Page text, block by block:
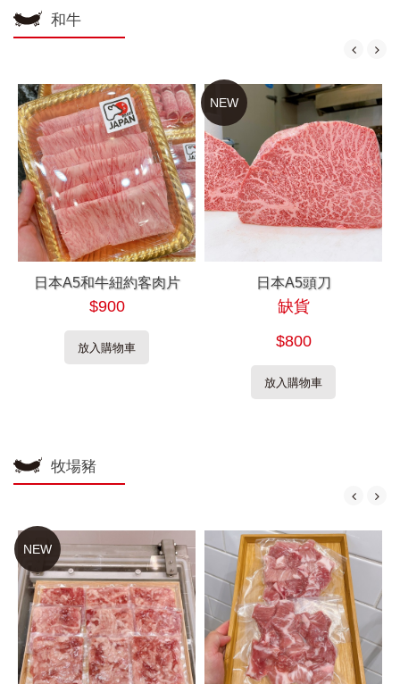
和牛
日本A5和牛紐約客肉片
$900
放入購物車
NEW
日本A5頭刀
缺貨
$800
放入購物車
牧場豬
NEW